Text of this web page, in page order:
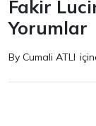
Fakir
Yorumlar
By Cumali ATLI